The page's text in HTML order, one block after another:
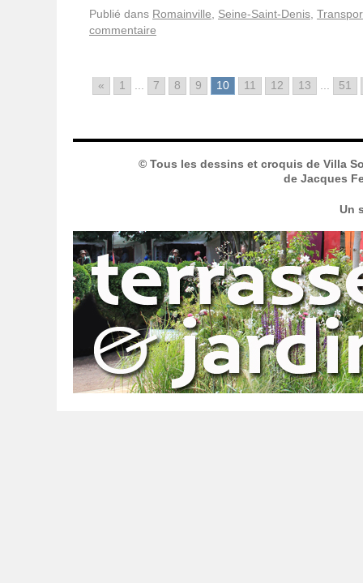
Publié dans Romainville Seine-Saint-Denis
commentaire
« 1 7 8 9 10 11 12 13 51
© Tous les dessins et croquis de Villa
de Jacques
Un